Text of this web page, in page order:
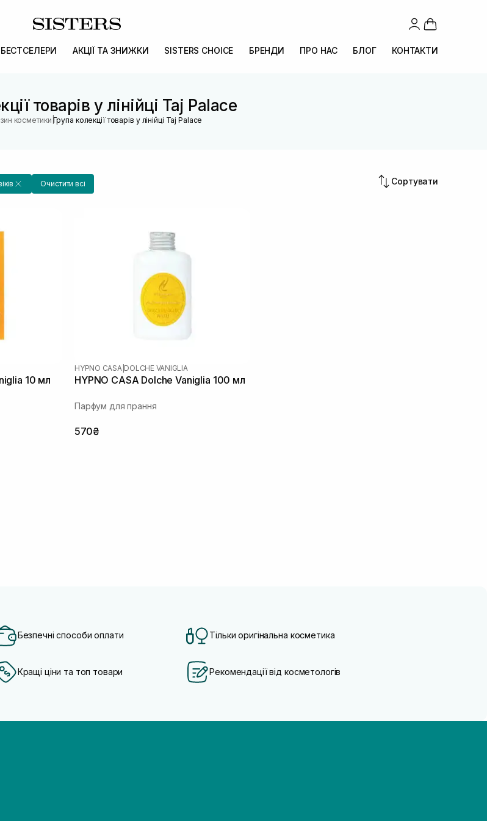
БЕСТСЕЛЕРИ АКЦІЇ ТА ЗНИЖКИ SISTERS CHOICE БРЕНДИ ПРО НАС БЛОГ КОНТАКТИ
товарів у лінійці Taj Palace
косметики |Група колекції товарів у лінійці Taj Palace
Очистити всі Сортувати
10 мл
HYPNO CASA DOLCHE VANIGLIA
HYPNO CASA Dolche Vaniglia 100 мл
Парфум для прання
570₴
Безпечні способи оплати Тільки оригінальна косметика
Кращі ціни та топ товари Рекомендації від косметологів